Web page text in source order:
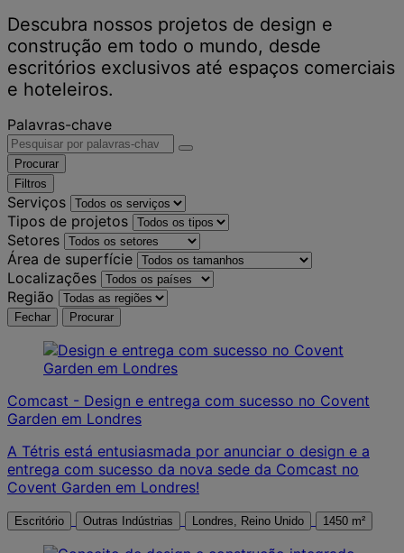
Descubra nossos projetos de design e
construção em todo o mundo, desde
escritórios exclusivos até espaços comerciais
e hoteleiros.
Palavras-chave
Procurar
Filtros
Serviços
Tipos de projetos
Setores
Área de superfície
Localizações
Região
Fechar Procurar
Comcast - Design e entrega com sucesso no Covent
Garden em Londres
A Tétris está entusiasmada por anunciar o design e a
entrega com sucesso da nova sede da Comcast no
Covent Garden em Londres!
Escritório Outras Indústrias Londres, Reino Unido 1450 m²